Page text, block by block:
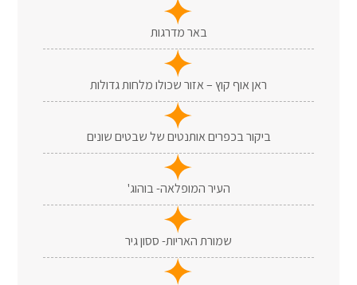
באר מדרגות
ראן אוף קוץ – אזור שכולו מלחות גדולות
ביקור בכפרים אותנטים של שבטים שונים
העיר המופלאה- בוהוג'
שמורת האריות- ססון גיר